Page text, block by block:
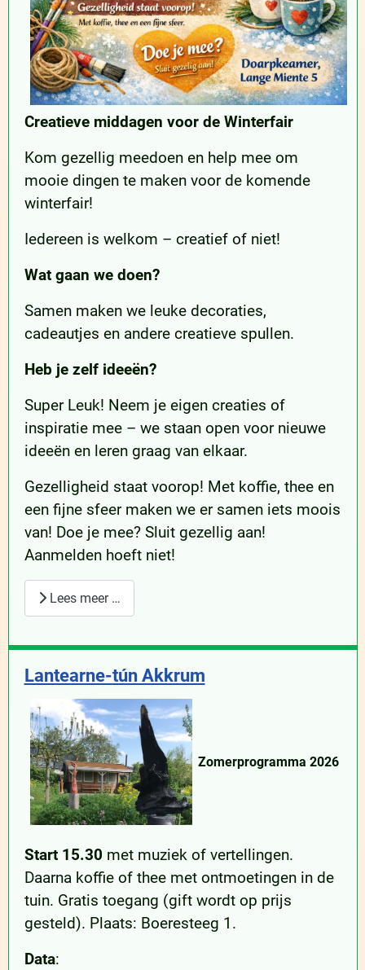
Creatieve middagen voor de Winterfair
Kom gezellig meedoen en help mee om
mooie dingen te maken voor de komende
winterfair!
Iedereen is welkom – creatief of niet!
Wat gaan we doen?
Samen maken we leuke decoraties,
cadeautjes en andere creatieve spullen.
Heb je zelf ideeën?
Super Leuk! Neem je eigen creaties of
inspiratie mee – we staan open voor nieuwe
ideeën en leren graag van elkaar.
Gezelligheid staat voorop! Met koffie, thee en
een fijne sfeer maken we er samen iets moois
van! Doe je mee? Sluit gezellig aan!
Aanmelden hoeft niet!
Lees meer …
Lantearne-tún Akkrum
Zomerprogramma 2026
Start 15.30 met muziek of vertellingen.
Daarna koffie of thee met ontmoetingen in de
tuin. Gratis toegang (gift wordt op prijs
gesteld). Plaats: Boeresteeg 1.
Data: